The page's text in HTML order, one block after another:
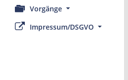
Vorgänge
Impressum/DSGVO